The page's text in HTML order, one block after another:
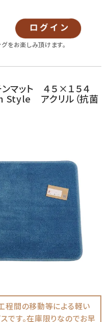
をお楽しみ頂けます。
ンマット ４５×１５４
アクリル（抗菌
程間の移動等による軽い
です。在庫限りなのでお早